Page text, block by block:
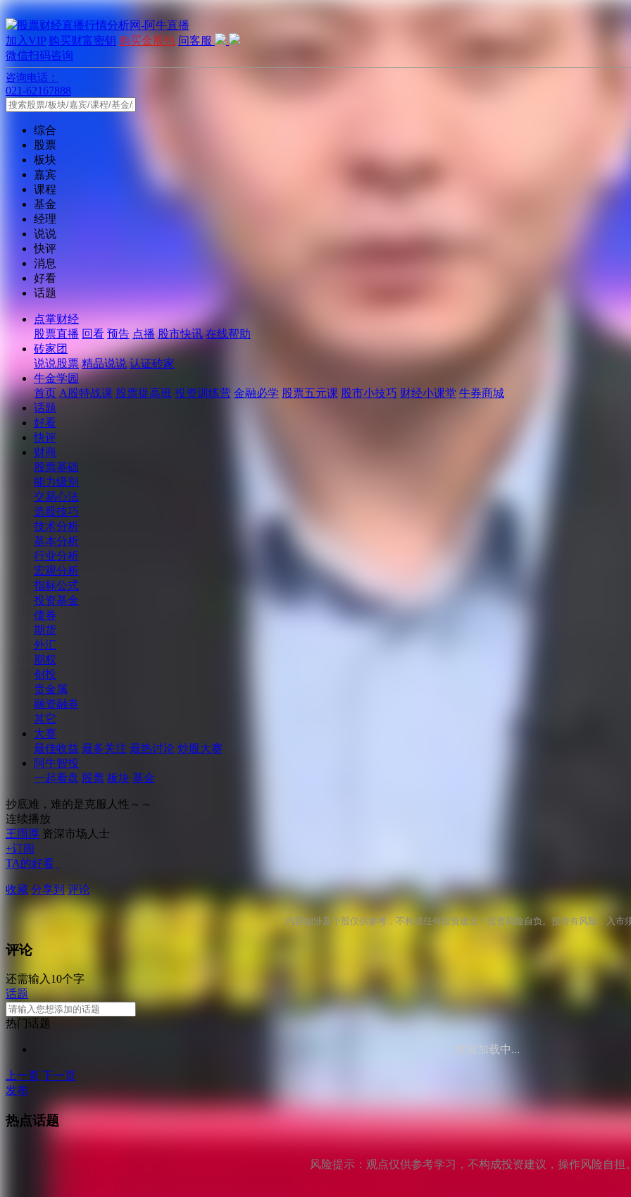
加入VIP 购买财富密钥 购买金股包 问客服
微信扫码咨询
咨询电话：
021-62167888
综合
股票
板块
嘉宾
课程
基金
经理
说说
快评
消息
好看
话题
点掌财经
股票直播 回看 预告 点播 股市快讯 在线帮助
砖家团
说说股票 精品说说 认证砖家
牛金学园
首页 A股特战课 股票提高班 投资训练营 金融必学 股票五元课 股市小技巧 财经小课堂 牛券商城
话题
好看
快评
财商
股票基础
能力级别
交易心法
选股技巧
技术分析
基本分析
行业分析
宏观分析
指标公式
投资基金
债券
期货
外汇
期权
创投
贵金属
融资融券
其它
大赛
最佳收益 最多关注 最热讨论 炒股大赛
阿牛智投
一起看盘 股票 板块 基金
抄底难，难的是克服人性～～
连续播放
王雨厚 资深市场人士
+订阅
TA的好看
收藏 分享到 评论
内容如涉及个股仅供参考，不构成任何投资建议！投资风险自负。投资有风险，入市
评论
还需输入10个字
话题
热门话题
数据加载中...
上一页 下一页
发布
热点话题
风险提示：观点仅供参考学习，不构成投资建议，操作风险自担